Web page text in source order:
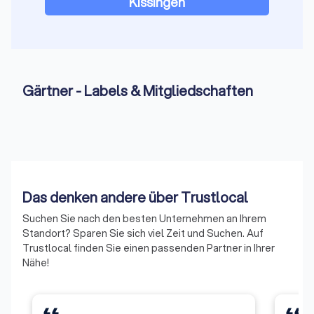
gefährdet sind.
Bewässerungssysteme, die automatisch Pflanzen und Rasen
Was gehört zum Garten- und Landschaftsbau
(GaLaBau)?
DerGarten- und Landschaftsbau (GaLaBau)ist der technisch
anspruchsvolle Teil des Außenanlagenbaus und umfasst alle
Gärtner - Labels & Mitgliedschaften
Das denken andere über Trustlocal
Suchen Sie nach den besten Unternehmen an Ihrem
Standort? Sparen Sie sich viel Zeit und Suchen. Auf
Trustlocal finden Sie einen passenden Partner in Ihrer
Nähe!